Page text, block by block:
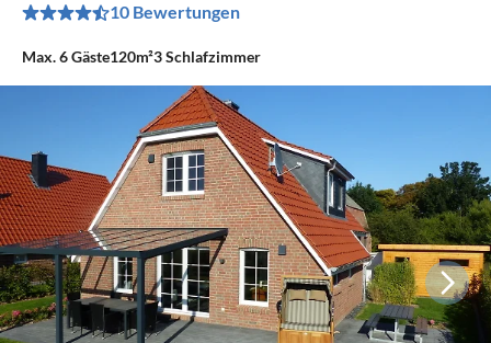
10 Bewertungen
Max.6Gäste120m²3Schlafzimmer